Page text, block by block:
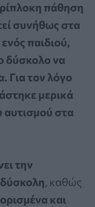
πάθηση
συνήθως στα
παιδιού,
δύσκολο να
Για τον λόγο
μερικά
αυτισμού στα
την
δύσκολη, καθώς
και